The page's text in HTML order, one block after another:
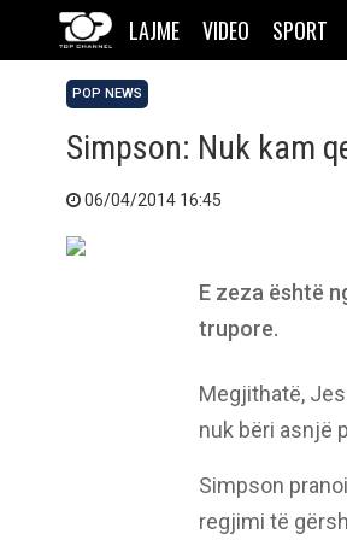
LAJME VIDEO SPORT
POP NEWS
Simpson: Nuk kam
06/04/2014 16:45
E zeza është
trupore.
Megjithatë,
nuk bëri asnjë
Simpson
regjimi të